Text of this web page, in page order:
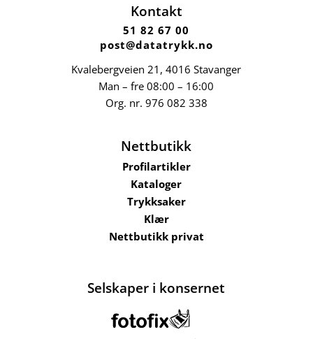
Kontakt
51 82 67 00
post@datatrykk.no
Kvalebergveien 21 , 4016 Stavanger
Man – fre 08:00 – 16:00
Org. nr. 976 082 338
Nettbutikk
Profilartikler
Kataloger
Trykksaker
Klær
Nettbutikk privat
Selskaper i konsernet